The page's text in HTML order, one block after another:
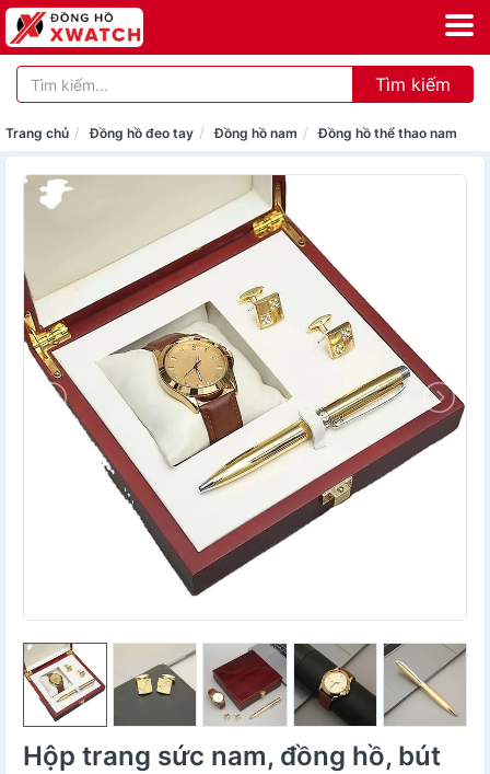
Tìm kiếm
Trang chủ Đồng hồ đeo tay Đồng hồ nam Đồng hồ thể thao nam
Hộp trang sức nam, đồng hồ, bút